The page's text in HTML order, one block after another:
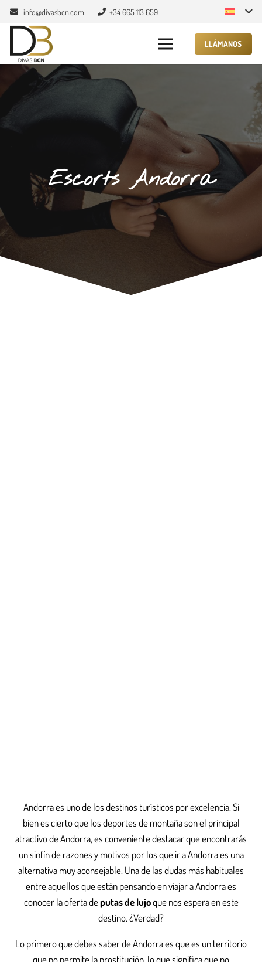
info@divasbcn.com +34 665 113 659
LLÁMANOS
Escorts Andorra
Andorra es uno de los destinos turísticos por excelencia. Si
bien es cierto que los deportes de montaña son el principal
atractivo de Andorra, es conveniente destacar que encontrarás
un sinfín de razones y motivos por los que ir a Andorra es una
alternativa muy aconsejable. Una de las dudas más habituales
entre aquellos que están pensando en viajar a Andorra es
conocer la oferta deputas de lujoque nos espera en este
destino. ¿Verdad?
Lo primero que debes saber de Andorra es que es un territorio
que no permite la prostitución, lo que significa que no